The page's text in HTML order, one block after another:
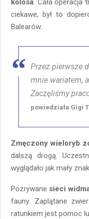
kolosa. Cała operacja
ciekawe, był to
Balearów.
Przez pierwsze
mnie wariatem,
Zaczęliśmy
powiedziała Gigi
Zmęczony wieloryb
dalszą drogą.
wyglądało jak mały
Pozrywane sieci
fauny. Zaplątane
ratunkiem jest pomoc